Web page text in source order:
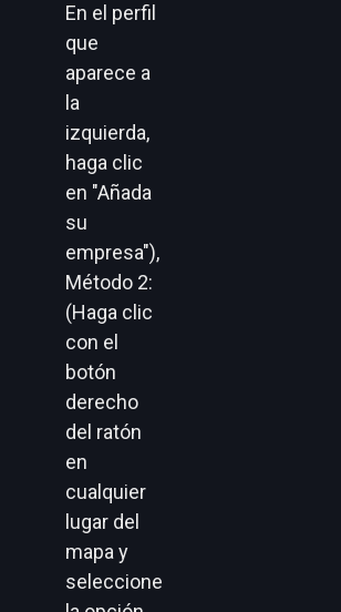
En el perfil
que
aparece a
la
izquierda,
haga clic
en "Añada
su
empresa"),
Método 2:
(Haga clic
con el
botón
derecho
del ratón
en
cualquier
lugar del
mapa y
seleccione